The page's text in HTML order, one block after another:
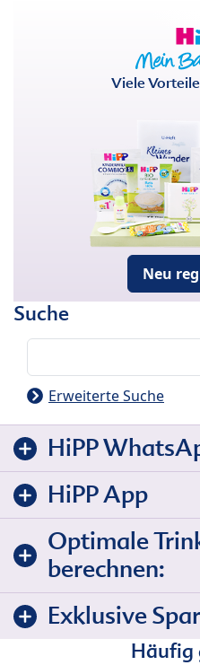
Viele
Neu
Suche
Erweiterte Suche
HiPP
HiPP App
Optimale
berechnen:
Exklusive
Häufig